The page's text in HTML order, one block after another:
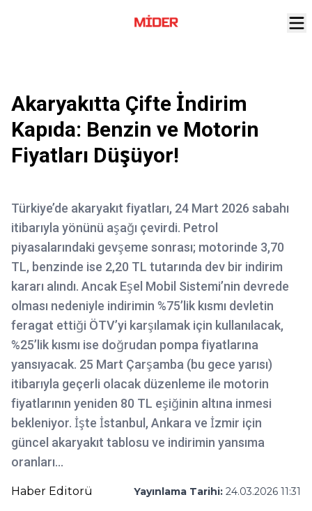
Akaryakıtta Çifte İndirim
Kapıda: Benzin ve Motorin
Fiyatları Düşüyor!
Türkiye’de akaryakıt fiyatları, 24 Mart 2026 sabahı
itibarıyla yönünü aşağı çevirdi. Petrol
piyasalarındaki gevşeme sonrası; motorinde 3,70
TL, benzinde ise 2,20 TL tutarında dev bir indirim
kararı alındı. Ancak Eşel Mobil Sistemi’nin devrede
olması nedeniyle indirimin %75’lik kısmı devletin
feragat ettiği ÖTV’yi karşılamak için kullanılacak,
%25’lik kısmı ise doğrudan pompa fiyatlarına
yansıyacak. 25 Mart Çarşamba (bu gece yarısı)
itibarıyla geçerli olacak düzenleme ile motorin
fiyatlarının yeniden 80 TL eşiğinin altına inmesi
bekleniyor. İşte İstanbul, Ankara ve İzmir için
güncel akaryakıt tablosu ve indirimin yansıma
oranları...
Haber Editorü Yayınlama Tarihi: 24.03.2026 11:31